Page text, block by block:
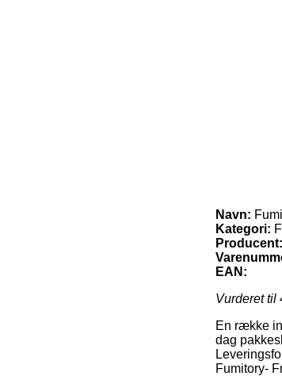
Navn:
Kategori:
Producent:
EAN:
Vurderet til
En række
dag
Fumitory-